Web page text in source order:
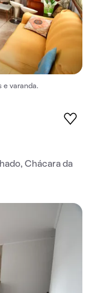
e varanda.
Chácara da